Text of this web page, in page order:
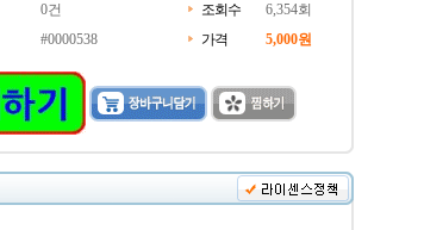
0건 조회수
6,354회
#0000538 가격 5,000원